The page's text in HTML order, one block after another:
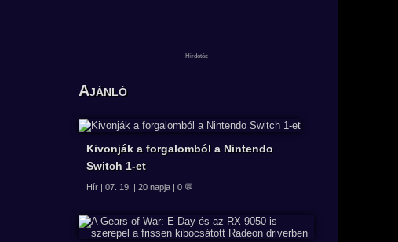
Ajánló
Kivonják a forgalomból a Nintendo
Switch 1-et
Hír | 07. 19. | 20 napja | 0 💬